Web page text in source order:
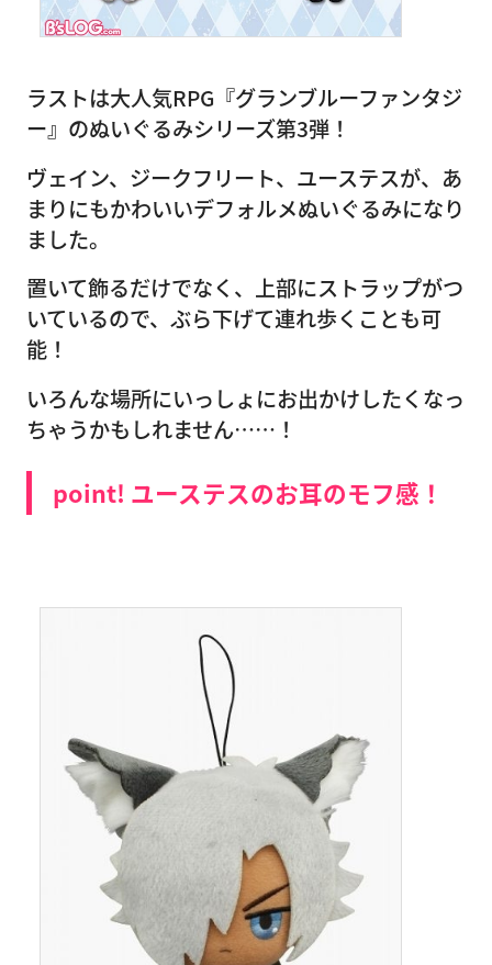
ラストは大人気RPG『グランブルーファンタジ
ー』のぬいぐるみシリーズ第3弾！
ヴェイン、ジークフリート、ユーステスが、あ
まりにもかわいいデフォルメぬいぐるみになり
ました。
置いて飾るだけでなく、上部にストラップがつ
いているので、ぶら下げて連れ歩くことも可
能！
いろんな場所にいっしょにお出かけしたくなっ
ちゃうかもしれません……！
point! ユーステスのお耳のモフ感！